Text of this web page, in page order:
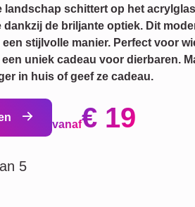
schittert op het
de briljante optiek. Dit
stijlvolle manier. Perfect voor
uniek cadeau voor dierbaren.
in huis of geef ze cadeau.
vanaf€ 19
5